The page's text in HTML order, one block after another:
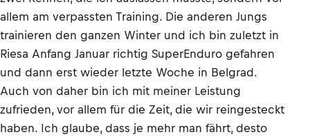
allem am verpassten Training. Die anderen Jungs
trainieren den ganzen Winter und ich bin zuletzt in
Riesa Anfang Januar richtig SuperEnduro gefahren
und dann erst wieder letzte Woche in Belgrad.
Auch von daher bin ich mit meiner Leistung
zufrieden, vor allem für die Zeit, die wir reingesteckt
haben. Ich glaube, dass je mehr man fährt, desto